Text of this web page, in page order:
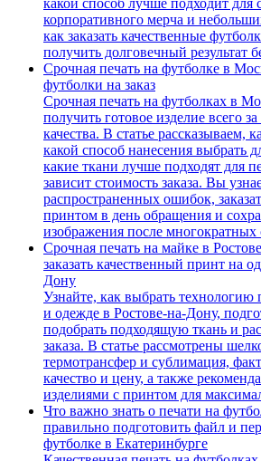
какой способ лучше подходит для
корпоративного мерча и
как заказать качественные
получить долговечный результат
Срочная печать на футболке в
футболки на заказ
Срочная печать на футболках в
получить готовое изделие всего
качества. В статье рассказываем,
какой способ нанесения выбрать
какие ткани лучше подходят для
зависит стоимость заказа. Вы
распространенных ошибок,
принтом в день обращения и
изображения после многократных
Срочная печать на майке в
заказать качественный принт на
Дону
Узнайте, как выбрать технологию
и одежде в Ростове-на-Дону,
подобрать подходящую ткань и
заказа. В статье рассмотрены
термотрансфер и сублимация,
качество и цену, а также
изделиями с принтом для
Что важно знать о печати на
правильно подготовить файл и
футболке в Екатеринбурге